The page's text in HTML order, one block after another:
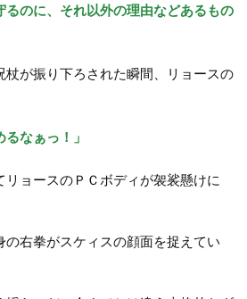
るのに、それ以外の理由などあるもの
杖が振り下ろされた瞬間、リョースの
るなぁっ！」
リョースのＰＣボディが袈裟懸けに
の右拳がスケィスの顔面を捉えてい